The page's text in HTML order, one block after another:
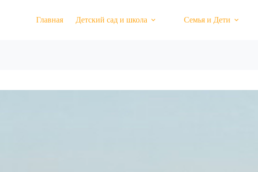
Главная Детский сад и школа Семья и Дети